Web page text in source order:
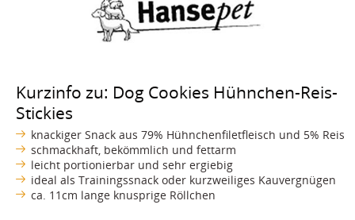
Kurzinfo zu: Dog Cookies Hühnchen-Reis-
Stickies
knackiger Snack aus 79% Hühnchenfiletfleisch und 5% Reis
schmackhaft, bekömmlich und fettarm
leicht portionierbar und sehr ergiebig
ideal als Trainingssnack oder kurzweiliges Kauvergnügen
ca. 11cm lange knusprige Röllchen